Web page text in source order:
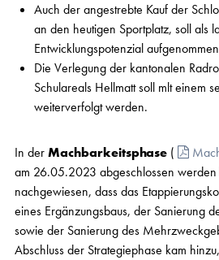
Auch der angestrebte Kauf der
an den heutigen Sportplatz, soll als
Entwicklungspotenzial
Die Verlegung der kantonalen
Schulareals Hellmatt soll mlt einem
weiterverfolgt werden.
In derMachbarkeitsphase(
am 26.05.2023 abgeschlossen
nachgewiesen, dass das
eines Ergänzungsbaus, der Sanierung
sowie der Sanierung des
Abschluss der Strategiephase kam